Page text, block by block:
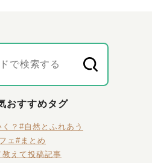
おすすめタグ
？ #自然とふれあう
ェ#まとめ
えて投稿記事